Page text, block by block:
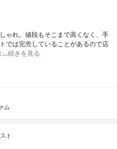
ゃれ。値段もそこまで高くなく、手
では完売していることがあるので店
…続きを見る
ム
ト